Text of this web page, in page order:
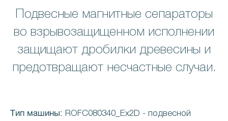
Подвесные магнитные сепараторы
во взрывозащищенном исполнении
защищают дробилки древесины и
предотвращают несчастные случаи.
Тип машины: ROFC080340_Ex2D - подвесной